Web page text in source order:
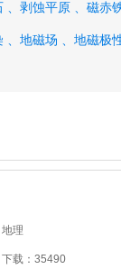
剥蚀平原 、 磁赤
地磁场 、 地磁极
地理
下载：35490